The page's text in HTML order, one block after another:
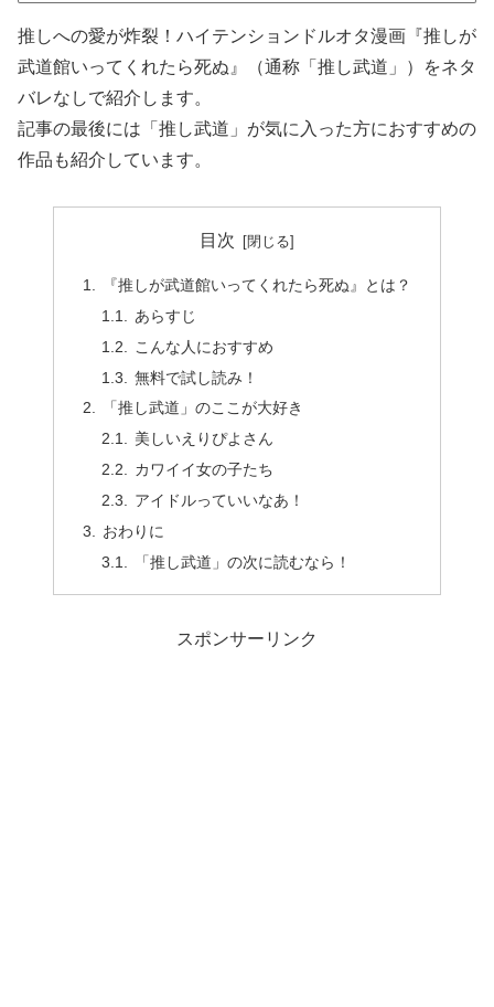
推しへの愛が炸裂！ハイテンションドルオタ漫画『推しが
武道館いってくれたら死ぬ』（通称「推し武道」）をネタ
バレなしで紹介します。
記事の最後には「推し武道」が気に入った方におすすめの
作品も紹介しています。
目次
『推しが武道館いってくれたら死ぬ』とは？
あらすじ
こんな人におすすめ
無料で試し読み！
「推し武道」のここが大好き
美しいえりぴよさん
カワイイ女の子たち
アイドルっていいなあ！
おわりに
「推し武道」の次に読むなら！
スポンサーリンク